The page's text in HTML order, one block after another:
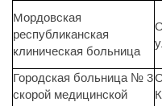
Мордовская
республиканская
клиническая больница
Городская больница № 3
скорой медицинской